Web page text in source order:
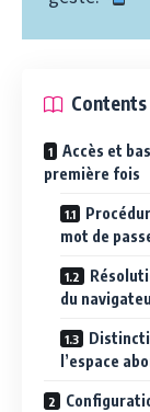
Contents
Accès et
première fois
mot de
du
l’espace